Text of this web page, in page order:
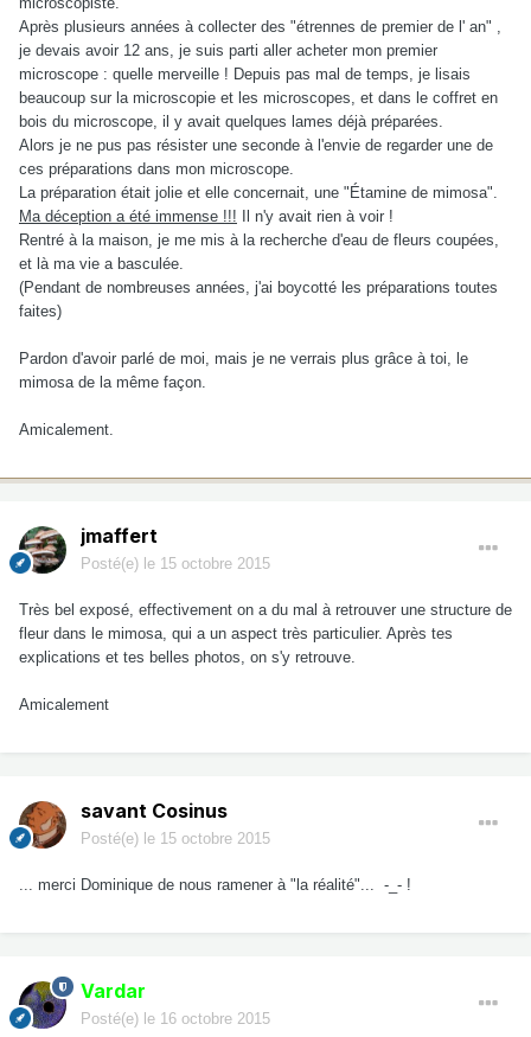
Après plusieurs années à collecter des "étrennes de premier de l' an" ,
je devais avoir 12 ans, je suis parti aller acheter mon premier
microscope : quelle merveille ! Depuis pas mal de temps, je lisais
beaucoup sur la microscopie et les microscopes, et dans le coffret en
bois du microscope, il y avait quelques lames déjà préparées.
Alors je ne pus pas résister une seconde à l'envie de regarder une de
ces préparations dans mon microscope.
La préparation était jolie et elle concernait, une "Étamine de mimosa".
Ma déception a été immense !!! Il n'y avait rien à voir !
Rentré à la maison, je me mis à la recherche d'eau de fleurs coupées,
et là ma vie a basculée.
(Pendant de nombreuses années, j'ai boycotté les préparations toutes
faites)
Pardon d'avoir parlé de moi, mais je ne verrais plus grâce à toi, le
mimosa de la même façon.
Amicalement.
jmaffert
Posté(e) le 15 octobre 2015
Très bel exposé, effectivement on a du mal à retrouver une structure de
fleur dans le mimosa, qui a un aspect très particulier. Après tes
explications et tes belles photos, on s'y retrouve.
Amicalement
savant Cosinus
Posté(e) le 15 octobre 2015
... merci Dominique de nous ramener à "la réalité"... -_- !
Vardar
Posté(e) le 16 octobre 2015